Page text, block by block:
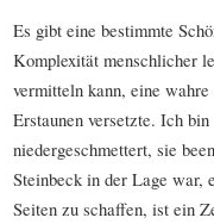
Es gibt eine bestimmte
Komplexität menschlicher
vermitteln kann, eine
Erstaunen versetzte. Ich
niedergeschmettert, sie
Steinbeck in der Lage war,
Seiten zu schaffen, ist ein